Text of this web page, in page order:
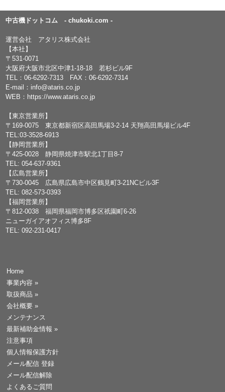
中古機ドットコム - chukoki.com -
運営会社 アタリス株式会社
【本社】
〒531-0071
大阪府大阪市北区中津1-18-18 若杉ビル9F
TEL：06-6292-7313 FAX：06-6292-7314
E-mail： info@ataris.co.jp
WEB： https://www.ataris.co.jp
【東京営業所】
〒169-0075 東京都新宿区高田馬場3-2-14 天翔高田馬場ビル4F
TEL:03-3528-6913
【静岡営業所】
〒425-0028 静岡県焼津市駅北1丁目8-7
TEL: 054-637-9361
【広島営業所】
〒730-0045 広島県広島市中区鶴見町3-21NCビル3F
TEL: 082-573-0393
【福岡営業所】
〒812-0038 福岡県福岡市博多区祇園町6-26
ニューガイアオフィス博多8F
TEL: 092-231-0417
Home
事業内容 »
取扱商品 »
会社概要 »
メンテナンス
最新補助金情報 »
注意事項
個人情報保護方針
メール配信 登録
メール配信解除
よくあるご質問